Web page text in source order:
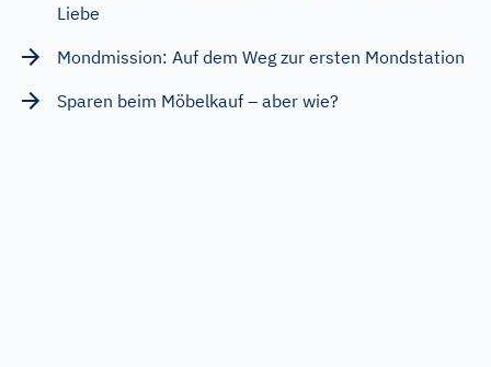
Liebe
Mondmission: Auf dem Weg zur ersten Mondstation
Sparen beim Möbelkauf – aber wie?